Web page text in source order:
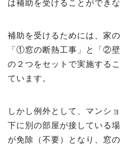
は補助を受けることができ
補助を受けるためには、家
「①窓の断熱工事」と「②壁
の２つをセットで実施する
ています。
しかし例外として、マンシ
下に別の部屋が接している
が免除（不要）となり、窓